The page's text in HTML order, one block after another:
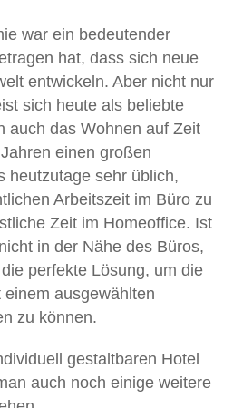
war ein bedeutender
hat, dass sich neue
entwickeln. Aber nicht nur
sich heute als beliebte
auch das Wohnen auf Zeit
einen großen
heutzutage sehr üblich,
Arbeitszeit im Büro zu
Zeit im Homeoffice. Ist
in der Nähe des Büros,
perfekte Lösung, um die
ausgewählten
zu können.
gestaltbaren Hotel
auch noch einige weitere